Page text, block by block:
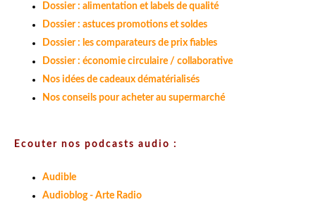
Dossier : alimentation et labels de qualité
Dossier : astuces promotions et soldes
Dossier : les comparateurs de prix fiables
Dossier : économie circulaire / collaborative
Nos idées de cadeaux dématérialisés
Nos conseils pour acheter au supermarché
Ecouter nos podcasts audio :
Audible
Audioblog - Arte Radio